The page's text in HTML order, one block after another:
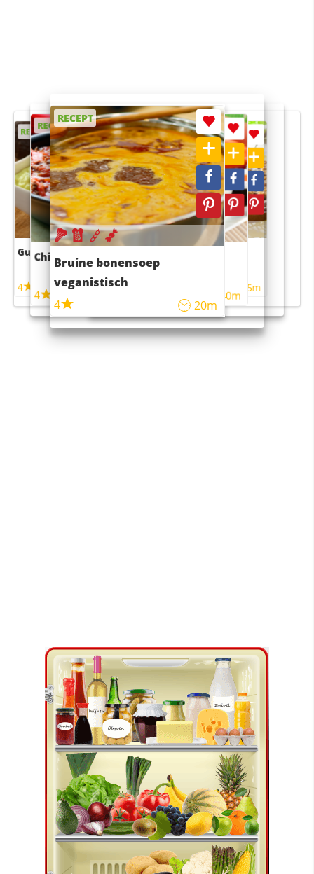
RECEPT
Guacamole
4
RECEPT
Chili con carne
4 45m
RECEPT
Bruine bonensoep
veganistisch
4
20m
RECEPT
Sushi rijstsalade
maaltijdsalade
40m
RECEPT
4 55m